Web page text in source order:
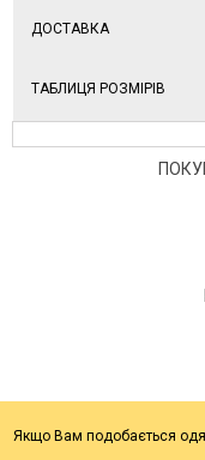
ДОСТАВКА
ТАБЛИЦЯ РОЗМІРІВ
Якщо Вам подобається